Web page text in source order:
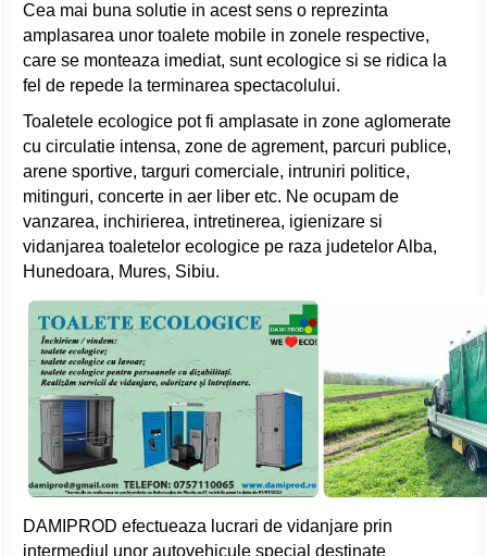
Cea mai buna solutie in acest sens o reprezinta
amplasarea unor toalete mobile in zonele respective,
care se monteaza imediat, sunt ecologice si se ridica la
fel de repede la terminarea spectacolului.
Toaletele ecologice pot fi amplasate in zone aglomerate
cu circulatie intensa, zone de agrement, parcuri publice,
arene sportive, targuri comerciale, intruniri politice,
mitinguri, concerte in aer liber etc. Ne ocupam de
vanzarea, inchirierea, intretinerea, igienizare si
vidanjarea toaletelor ecologice pe raza judetelor Alba,
Hunedoara, Mures, Sibiu.
DAMIPROD efectueaza lucrari de vidanjare prin
intermediul unor autovehicule special destinate